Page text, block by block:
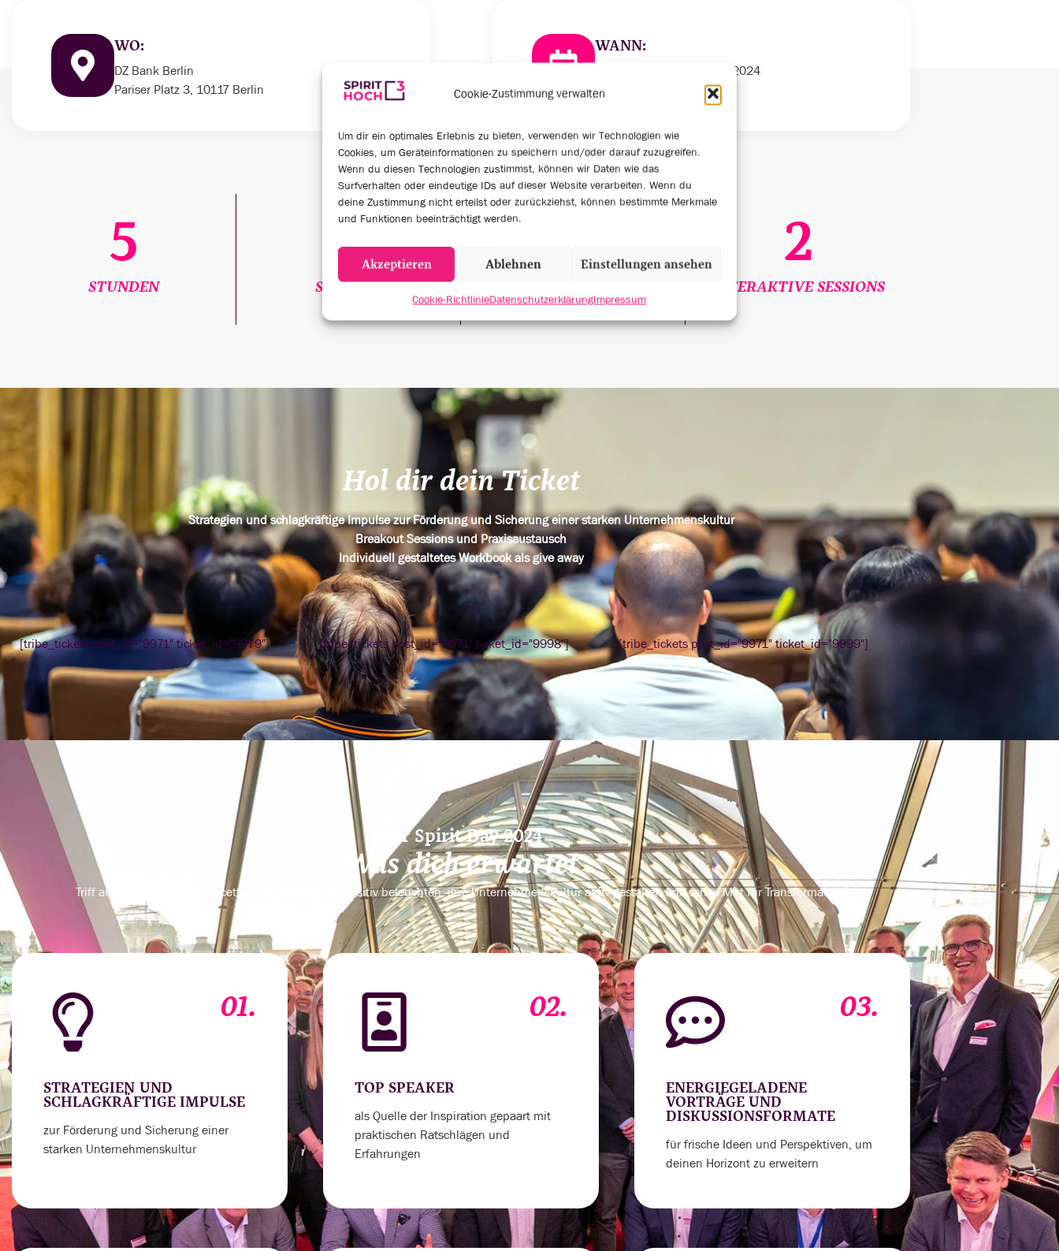
Cookie-Zustimmung verwalten
Um dir ein optimales Erlebnis zu bieten, verwenden wir Technologien wie
Cookies, um Geräteinformationen zu speichern und/oder darauf zuzugreifen.
Wenn du diesen Technologien zustimmst, können wir Daten wie das
Surfverhalten oder eindeutige IDs auf dieser Website verarbeiten. Wenn du
deine Zustimmung nicht erteilst oder zurückziehst, können bestimmte Merkmale
und Funktionen beeinträchtigt werden.
Akzeptieren Ablehnen Einstellungen ansehen
Cookie-RichtlinieDatenschutzerklärungImpressum
WO:
DZ Bank Berlin
Pariser Platz 3, 10117 Berlin
WANN:
Mittwoch, 11. September 2024
13.00 bis 18:00 Uhr
STUNDEN
5
SPEAKER
6 4
INTERAKTIVE SESSIONS
2
Hol dir dein Ticket
Strategien und schlagkräftige Impulse zur Förderung und Sicherung einer starken Unternehmenskultur
Breakout Sessions und Praxisaustausch
Individuell gestaltetes Workbook als give away
[tribe_tickets post_id="9971" ticket_id="9979"] [tribe_tickets post_id="9971" ticket_id="9998"] [tribe_tickets post_id="9971" ticket_id="9999"]
Der Spirit Day 2024
Was dich erwartet
Triff auf Entscheider, die Facetten des Wachstums positiv beleuchten, ihre Unternehmenskultur aktiv gestalten und tanke Mut für Transformation.
01.
STRATEGIEN UND
SCHLAGKRÄFTIGE IMPULSE
zur Förderung und Sicherung einer
starken Unternehmenskultur
02.
TOP SPEAKER
als Quelle der Inspiration gepaart mit
praktischen Ratschlägen und
Erfahrungen
03.
ENERGIEGELADENE
VORTRÄGE UND
DISKUSSIONSFORMATE
für frische Ideen und Perspektiven, um
deinen Horizont zu erweitern